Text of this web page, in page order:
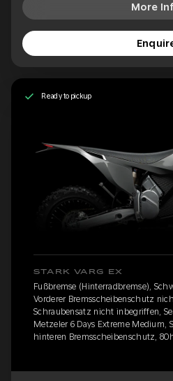
More
Ready to pickup
STARK VARG EX
Fußbremse (Hinterradbremse),
Vorderer Bremsscheibenschutz
Schraubensatz nicht inbegriffen,
Metzeler 6 Days Extreme Medium,
hinteren Bremsscheibenschutz,